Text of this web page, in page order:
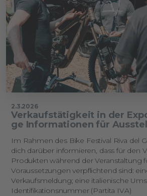
2.3.2026
Verkaufstätigkeit in der
ge Informationen für
Im Rahmen des Bike Festival Riva del
dich darüber informieren, dass für den
Produkten während der Veranstaltung
Voraussetzungen verpflichtend sind:
Verkaufsmeldung; eine italienische
Identifikationsnummer (Partita IVA)